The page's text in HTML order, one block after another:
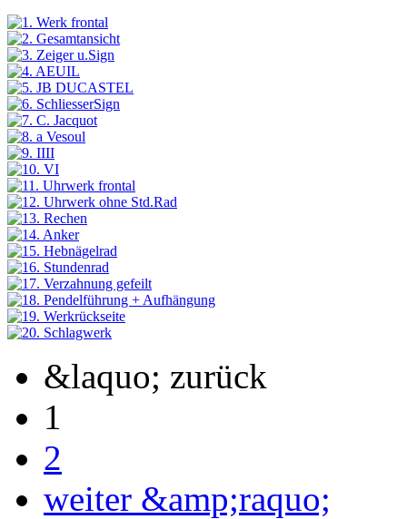
&laquo; zurück
1
2
weiter &amp;raquo;